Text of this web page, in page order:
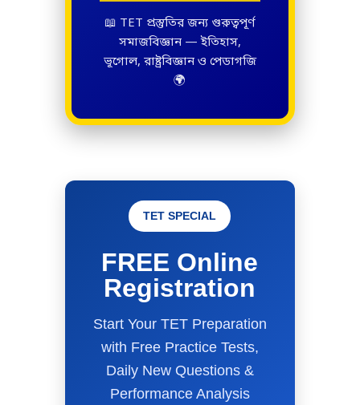
📖 TET প্রস্তুতির জন্য গুরুত্বপূর্ণ
সমাজবিজ্ঞান — ইতিহাস,
ভূগোল, রাষ্ট্রবিজ্ঞান ও পেডাগজি
🌍
TET SPECIAL
FREE Online
Registration
Start Your TET Preparation
with Free Practice Tests,
Daily New Questions &
Performance Analysis